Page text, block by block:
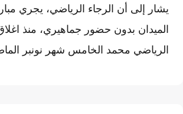
يشار إلى أن الرجاء الرياضي، يجري
الميدان بدون حضور جماهيري، منذ
الرياضي محمد الخامس شهر نونبر